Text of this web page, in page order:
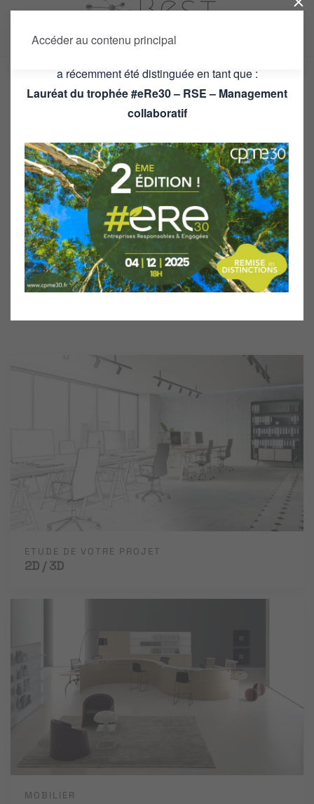
Accéder au contenu principal
Nos services
Longtemps présenté comme un spécialiste de la
distribution de mobilier et de fournitures de bureau, le
groupeBEST CONCEPT
a évolué vers une offre plus
complète.
ETUDE DE VOTRE PROJET
2D / 3D
MOBILIER
Nous sommes heureux de vous annoncer que
a récemment été distinguée en tant que :
Lauréat du trophée #eRe30 – RSE – Management
collaboratif